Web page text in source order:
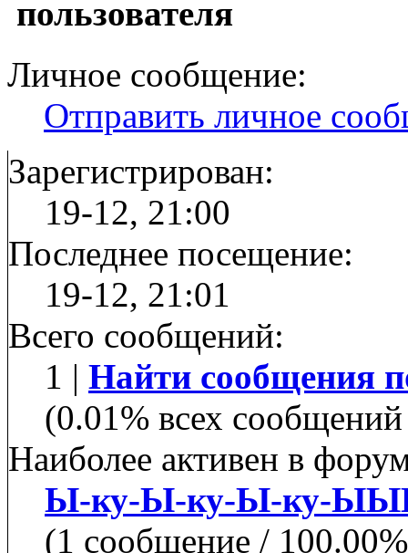
пользователя
Личное сообщение:
Отправить личное
Зарегистрирован:
19-12, 21:00
Последнее посещение:
19-12, 21:01
Всего сообщений:
1 | Найти сообщения
(0.01% всех
Наиболее активен в
Ы-ку-Ы-ку-Ы-ку-
(1 сообщение /